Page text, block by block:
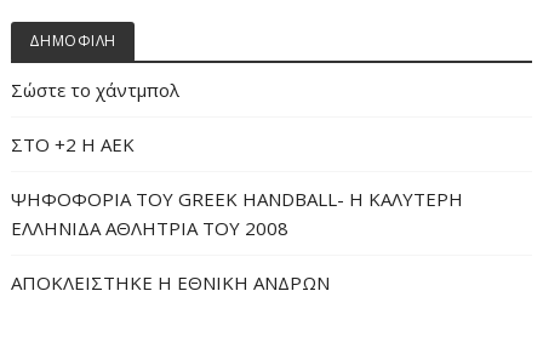
ΔΗΜΟΦΙΛΗ
Σώστε το χάντμπολ
ΣΤΟ +2 Η ΑΕΚ
ΨΗΦΟΦΟΡΙΑ ΤΟΥ GREEK HANDBALL- H ΚΑΛΥΤΕΡΗ
ΕΛΛΗΝΙΔΑ ΑΘΛΗΤΡΙΑ ΤΟΥ 2008
ΑΠΟΚΛΕΙΣΤΗΚΕ Η ΕΘΝΙΚΗ ΑΝΔΡΩΝ